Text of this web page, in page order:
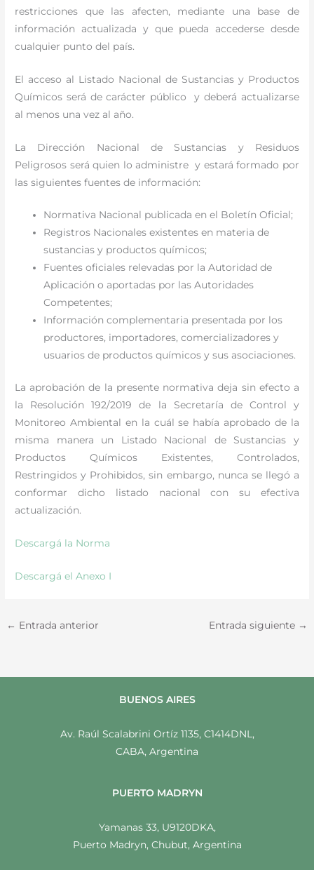
restricciones que las afecten, mediante una base de
información actualizada y que pueda accederse desde
cualquier punto del país.
El acceso al Listado Nacional de Sustancias y Productos
Químicos será de carácter público y deberá actualizarse
al menos una vez al año.
La Dirección Nacional de Sustancias y Residuos
Peligrosos será quien lo administre y estará formado por
las siguientes fuentes de información:
Normativa Nacional publicada en el Boletín Oficial;
Registros Nacionales existentes en materia de
sustancias y productos químicos;
Fuentes oficiales relevadas por la Autoridad de
Aplicación o aportadas por las Autoridades
Competentes;
Información complementaria presentada por los
productores, importadores, comercializadores y
usuarios de productos químicos y sus asociaciones.
La aprobación de la presente normativa deja sin efecto a
la Resolución 192/2019 de la Secretaría de Control y
Monitoreo Ambiental en la cuál se había aprobado de la
misma manera un Listado Nacional de Sustancias y
Productos Químicos Existentes, Controlados,
Restringidos y Prohibidos, sin embargo, nunca se llegó a
conformar dicho listado nacional con su efectiva
actualización.
Descargá la Norma
Descargá el Anexo I
← Entrada anterior Entrada siguiente →
BUENOS AIRES
Av. Raúl Scalabrini Ortíz 1135, C1414DNL,
CABA, Argentina
PUERTO MADRYN
Yamanas 33, U9120DKA,
Puerto Madryn, Chubut, Argentina